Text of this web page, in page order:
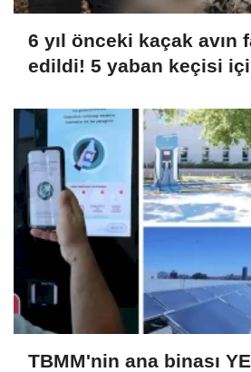
6 yıl önceki kaçak avın
edildi! 5 yaban keçisi
TBMM'nin ana binası